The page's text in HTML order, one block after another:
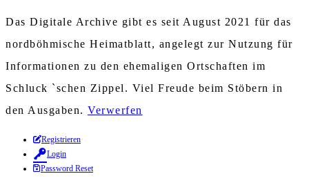
Das Digitale Archive gibt es seit August 2021 für das
nordböhmische Heimatblatt, angelegt zur Nutzung für
Informationen zu den ehemaligen Ortschaften im
Schluck `schen Zippel. Viel Freude beim Stöbern in
den Ausgaben. Verwerfen
Zum
Inhalt
springen
Registrieren
Login
Password Reset